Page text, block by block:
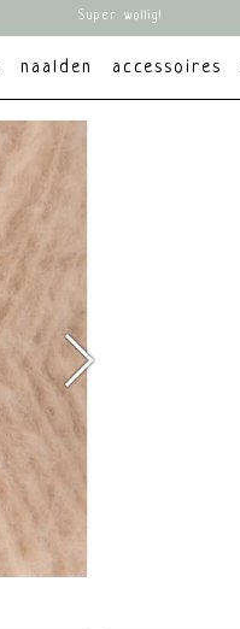
Super wollig!
naalden accessoires